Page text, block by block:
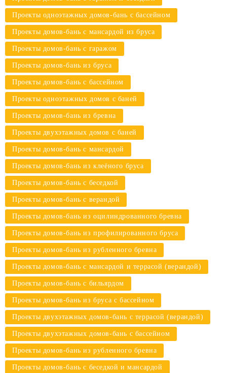
Проекты одноэтажных домов-бань с бассейном
Проекты домов-бань с мансардой из бруса
Проекты домов-бань с гаражом
Проекты домов-бань из бруса
Проекты домов-бань с бассейном
Проекты одноэтажных домов с баней
Проекты домов-бань из бревна
Проекты двухэтажных домов с баней
Проекты домов-бань с мансардой
Проекты домов-бань из клеёного бруса
Проекты домов-бань с беседкой
Проекты домов-бань с верандой
Проекты домов-бань из оцилиндрованного бревна
Проекты домов-бань из профилированного бруса
Проекты домов-бань из рубленного бревна
Проекты домов-бань с мансардой и террасой (верандой)
Проекты домов-бань с бильярдом
Проекты домов-бань из бруса с бассейном
Проекты двухэтажных домов-бань с террасой (верандой)
Проекты двухэтажных домов-бань с бассейном
Проекты домов-бань из рубленного бревна
Проекты домов-бань с беседкой и мансардой